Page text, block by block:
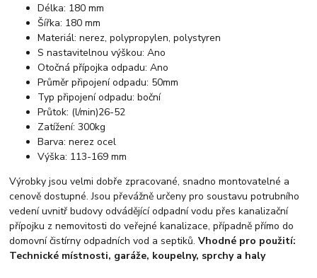
Délka: 180 mm
Šířka: 180 mm
Materiál: nerez, polypropylen, polystyren
S nastavitelnou výškou: Ano
Otočná přípojka odpadu: Ano
Průměr připojení odpadu: 50mm
Typ připojení odpadu: boční
Průtok: (l/min)26-52
Zatížení: 300kg
Barva: nerez ocel
Výška: 113-169 mm
Výrobky jsou velmi dobře zpracované, snadno montovatelné a
cenově dostupné. Jsou převážně určeny pro soustavu potrubního
vedení uvnitř budovy odvádějící odpadní vodu přes kanalizační
přípojku z nemovitosti do veřejné kanalizace, případně přímo do
domovní čistírny odpadních vod a septiků.Vhodné pro použití:
Technické místnosti, garáže, koupelny, sprchy a haly